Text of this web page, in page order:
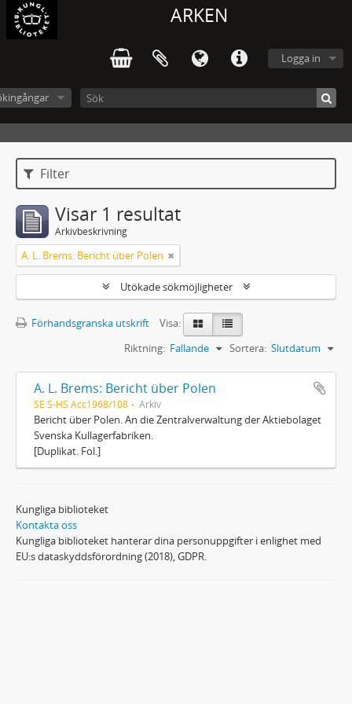
ARKEN
Logga in
Filter
Visar 1 resultat
Arkivbeskrivning
A. L. Brems: Bericht über Polen
Utökade sökmöjligheter
Förhandsgranska utskrift
Visa:
Sortera: Slutdatum
Riktning: Fallande
A. L. Brems: Bericht über Polen
SE S-HS Acc1968/108 Arkiv
Bericht über Polen. An die Zentralverwaltung der Aktiebolaget
Svenska Kullagerfabriken.
[Duplikat. Fol.]
Kungliga biblioteket
Kontakta oss
Kungliga biblioteket hanterar dina personuppgifter i enlighet med
EU:s dataskyddsförordning (2018), GDPR.